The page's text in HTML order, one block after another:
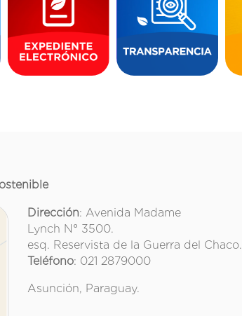
Dirección: Avenida Madame
Lynch N° 3500.
esq. Reservista de la Guerra del Chaco.
Teléfono: 021 2879000
Asunción, Paraguay.